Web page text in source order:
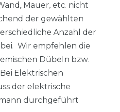
Mauer, etc. nicht
der gewählten
Anzahl der
Wir empfehlen die
Dübeln bzw.
Elektrischen
der elektrische
durchgeführt